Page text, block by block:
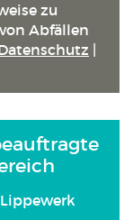
zu
Abfällen